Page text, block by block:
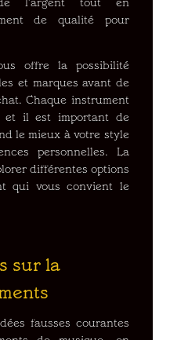
de l’argent tout en
de qualité pour
offre la possibilité
et marques avant de
Chaque instrument
et il est important de
le mieux à votre style
personnelles. La
différentes options
qui vous convient le
sur la
fausses courantes